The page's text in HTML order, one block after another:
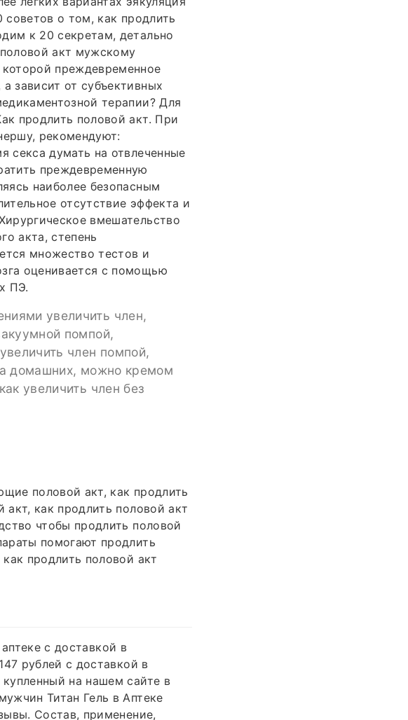
советов о том, как продлить
к 20 секретам, детально
акт мужскому
преждевременное
зависит от субъективных
терапии? Для
продлить половой акт. При
рекомендуют:
секса думать на отвлеченные
преждевременную
наиболее безопасным
отсутствие эффекта и
вмешательство
акта, степень
множество тестов и
оценивается с помощью
ПЭ.
увеличить член,
помпой,
член помпой,
домашних, можно кремом
увеличить член без
половой акт, как продлить
как продлить половой акт
чтобы продлить половой
помогают продлить
продлить половой акт
с доставкой в
рублей с доставкой в
на нашем сайте в
Титан Гель в Аптеке
Состав, применение,